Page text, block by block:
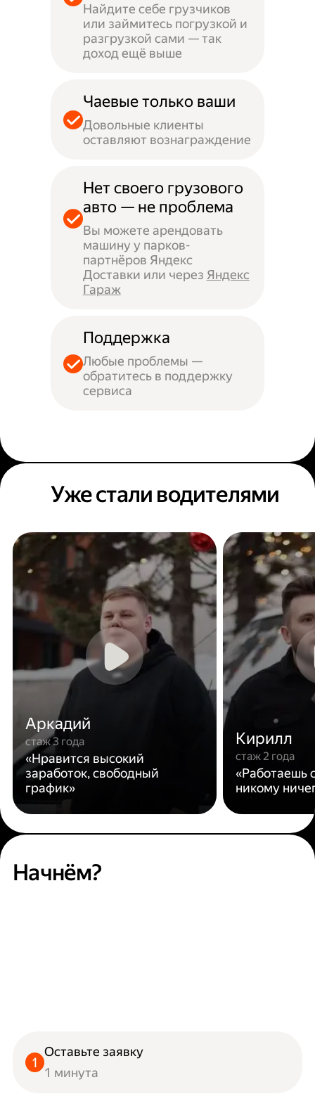
Найдите себе грузчиков
или займитесь погрузкой и
разгрузкой сами — так
доход ещё выше
Чаевые только ваши
Довольные клиенты
оставляют вознаграждение
Нет своего грузового
авто — не проблема
Вы можете арендовать
машину у парков-
партнёров Яндекс
Доставки или через Яндекс
Гараж
Поддержка
Любые проблемы —
обратитесь в поддержку
сервиса
Уже стали водителями
Аркадий
стаж 3 года
«Нравится высокий
заработок, свободный
график»
Кирилл
стаж 2 года
«Работаешь
никому
Начнём?
Оставьте заявку
1 минута